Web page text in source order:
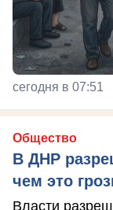
сегодня в 07:51
Общество
В ДНР
чем это
Власти